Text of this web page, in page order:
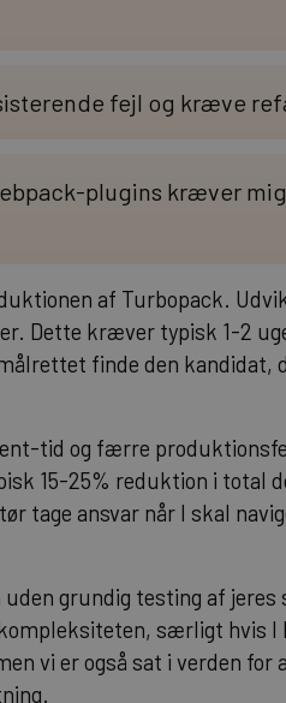
fejl og kræve
plugins kræver
af Turbopack.
Dette kræver typisk 1-2
finde den kandidat,
tid og færre
15-25% reduktion i total
tage ansvar når I skal
grundig testing af jeres
særligt hvis I
vi er også sat i verden for